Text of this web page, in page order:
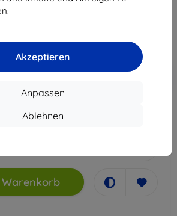
Akzeptieren
Anpassen
Ablehnen
Gutschein
In den
Warenkorb